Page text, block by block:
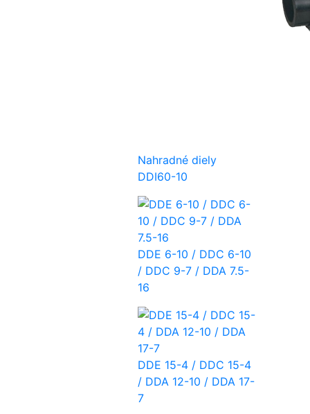
Nahradné diely
DDI60-10
DDE 6-10 / DDC 6-10
/ DDC 9-7 / DDA 7.5-
16
DDE 15-4 / DDC 15-4
/ DDA 12-10 / DDA 17-
7